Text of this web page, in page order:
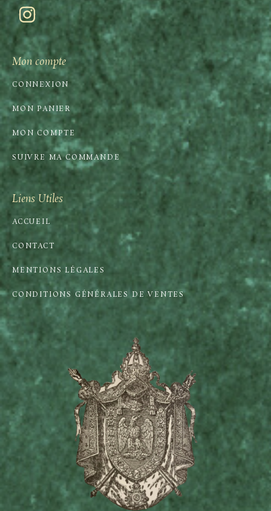
Mon compte
CONNEXION
MON PANIER
MON COMPTE
SUIVRE MA COMMANDE
Liens Utiles
ACCUEIL
CONTACT
MENTIONS LÉGALES
CONDITIONS GÉNÉRALES DE VENTES